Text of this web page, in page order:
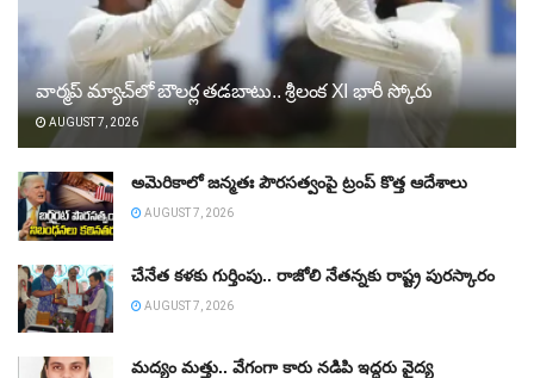
వార్మప్‌ మ్యాచ్‌లో బౌలర్ల తడబాటు.. శ్రీలంక XI భారీ స్కోరు
AUGUST 7, 2026
అమెరికాలో జన్మతః పౌరసత్వంపై ట్రంప్‌ కొత్త ఆదేశాలు
AUGUST 7, 2026
చేనేత కళకు గుర్తింపు.. రాజోలి నేతన్నకు రాష్ట్ర పురస్కారం
AUGUST 7, 2026
మద్యం మత్తు.. వేగంగా కారు నడిపి ఇద్దరు వైద్య